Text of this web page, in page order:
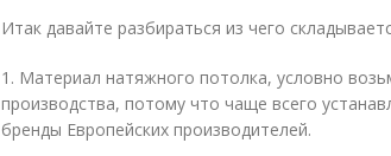
Итак давайте разбираться из чего
1. Материал натяжного потолка, условно
производства, потому что чаще всего
бренды Европейских производителей.